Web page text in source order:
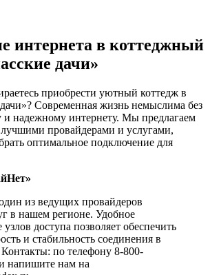
интернета в коттеджный
дачи»
приобрести уютный коттедж в
Современная жизнь немыслима без
и надежному интернету. Мы предлагаем
лучшими провайдерами и услугами,
оптимальное подключение для
из ведущих провайдеров
в нашем регионе. Удобное
доступа позволяет обеспечить
и стабильность соединения в
по телефону 8-800-
напишите нам на